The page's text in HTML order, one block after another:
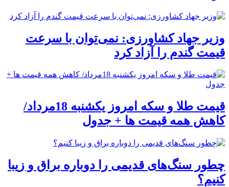
وزیر جهاد کشاورزی: نمی‌توان با سرعت
قیمت گندم را آزاد کرد
قیمت طلا و سکه امروز یکشنبه 18مرداد/
کاهش همه قیمت ها + جدول
چطور سنگ‌های قدیمی را دوباره براق و زیبا
کنیم؟